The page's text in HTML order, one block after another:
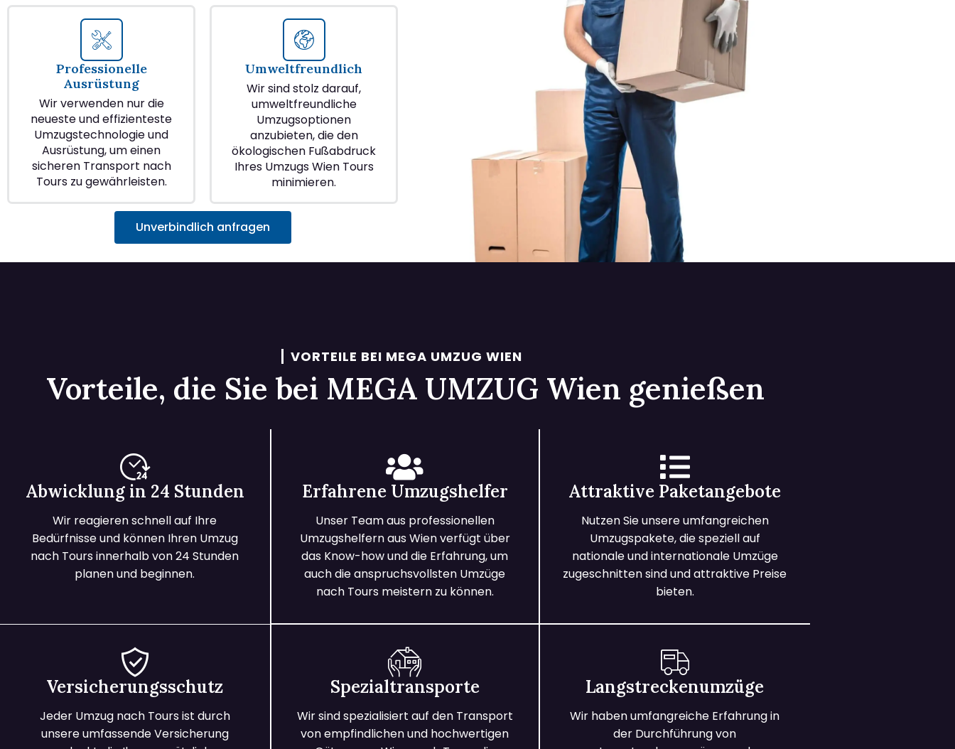
Professionelle
Ausrüstung
Wir verwenden nur die
neueste und effizienteste
Umzugstechnologie und
Ausrüstung, um einen
sicheren Transport nach
Tours zu gewährleisten.
Umweltfreundlich
Wir sind stolz darauf,
umweltfreundliche
Umzugsoptionen
anzubieten, die den
ökologischen Fußabdruck
Ihres Umzugs Wien Tours
minimieren.
Unverbindlich anfragen
VORTEILE BEI MEGA UMZUG WIEN
Vorteile, die Sie bei MEGA UMZUG Wien genießen
Abwicklung in 24 Stunden
Wir reagieren schnell auf Ihre
Bedürfnisse und können Ihren Umzug
nach Tours innerhalb von 24 Stunden
planen und beginnen.
Erfahrene Umzugshelfer
Unser Team aus professionellen
Umzugshelfern aus Wien verfügt über
das Know-how und die Erfahrung, um
auch die anspruchsvollsten Umzüge
nach Tours meistern zu können.
Attraktive Paketangebote
Nutzen Sie unsere umfangreichen
Umzugspakete, die speziell auf
nationale und internationale Umzüge
zugeschnitten sind und attraktive Preise
bieten.
Versicherungsschutz
Jeder Umzug nach Tours ist durch
unsere umfassende Versicherung
Spezialtransporte
Wir sind spezialisiert auf den Transport
von empfindlichen und hochwertigen
Langstreckenumzüge
Wir haben umfangreiche Erfahrung in
der Durchführung von